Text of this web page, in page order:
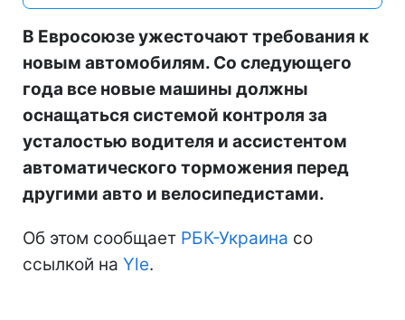
В Евросоюзе ужесточают требования к
новым автомобилям. Со следующего
года все новые машины должны
оснащаться системой контроля за
усталостью водителя и ассистентом
автоматического торможения перед
другими авто и велосипедистами.
Об этом сообщает РБК-Украина со
ссылкой на Yle.